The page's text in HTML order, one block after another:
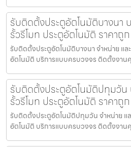
รับติดตั้งประตูอัตโนมัติบางนา
รั้วรีโมท ประตูอัตโนมัติ ราคาถูก
รับติดตั้งประตูอัตโนมัติบางนา จำหน่าย แล
อัตโนมัติ บริการแบบครบวงจร ติดตั้งงาน
รับติดตั้งประตูอัตโนมัติปทุมวัน
รั้วรีโมท ประตูอัตโนมัติ ราคาถูก
รับติดตั้งประตูอัตโนมัติปทุมวัน จำหน่าย แ
อัตโนมัติ บริการแบบครบวงจร ติดตั้งงาน